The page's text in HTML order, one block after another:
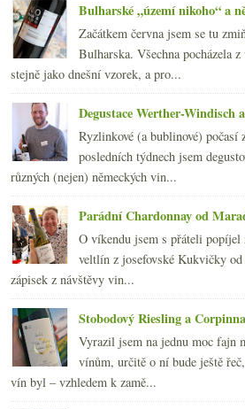
►ledna (20)
►2015(251)
2014 (254)
2013
2012(254)
►2011(252)
►2010(249)
► 2009 (249)
2008
►2007(108)
Bulharské „území nikoho“ a
Začátkem června jsem se tu
Bulharska. Všechna pocházela
stejně jako dnešní vzorek, a pro...
Degustace Werther-Windisch
Ryzlinkové (a bublinové) počasí
posledních týdnech jsem
různých (nejen) německých vin...
Parádní Chardonnay od
O víkendu jsem s přáteli
veltlín z josefovské Kukvičky
zápisek z návštěvy vin...
Stobodový Riesling a
Vyrazil jsem na jednu moc fajn
vínům, určitě o ní bude ještě
vín byl – vzhledem k zamě...